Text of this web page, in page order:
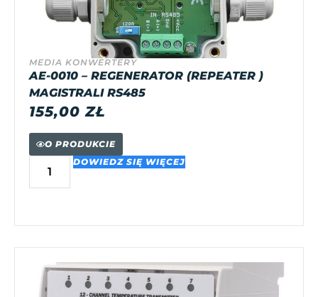
MEDIA KONWERTERY
AE-0010 – REGENERATOR (REPEATER )
MAGISTRALI RS485
155,00ZŁ
O PRODUKCIE
DOWIEDZ SIĘ WIĘCEJ